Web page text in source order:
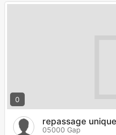
0
repassage
05000 Gap